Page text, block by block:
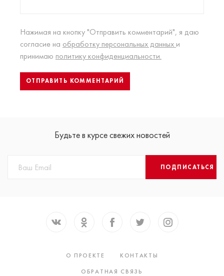
Нажимая на кнопку "Отправить комментарий", я даю
согласие на обработку персональных данных и
принимаю политику конфиденциальности.
Будьте в курсе свежих новостей
ПОДПИСАТЬСЯ
О ПРОЕКТЕ
КОНТАКТЫ
ОБРАТНАЯ СВЯЗЬ